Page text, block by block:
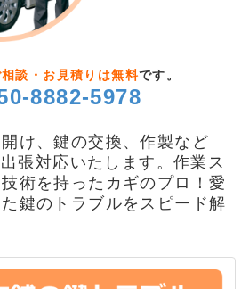
相談・お見積りは無料です。
8882-5978
け、鍵の交換、作製など
張対応いたします。作業ス
術を持ったカギのプロ！愛
鍵のトラブルをスピード解